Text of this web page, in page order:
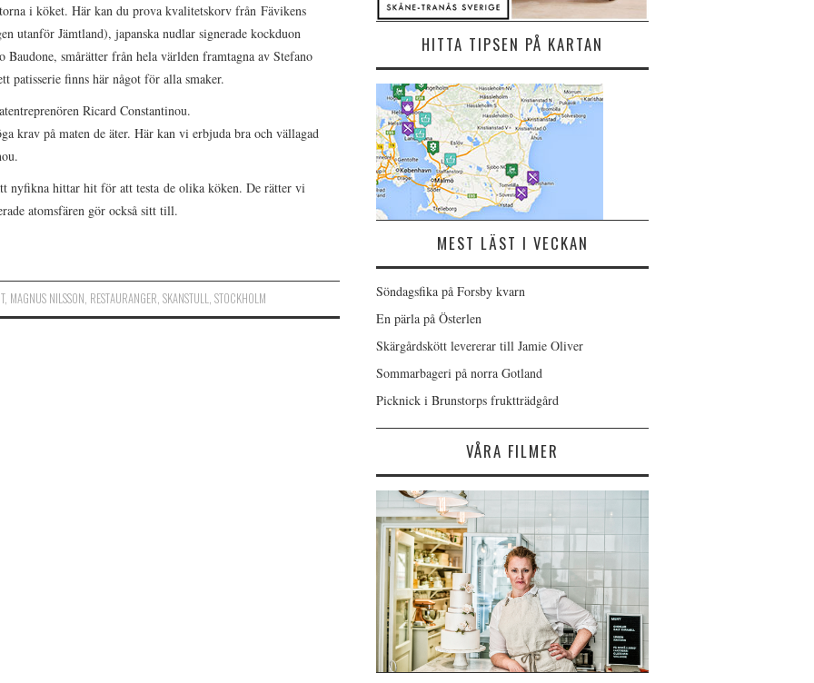
i köket. Här kan du prova kvalitetskorv från Fävikens
utanför Jämtland), japanska nudlar signerade kockduon
smårätter från hela världen framtagna av Stefano
patisserie finns här något för alla smaker.
Ricard Constantinou.
krav på maten de äter. Här kan vi erbjuda bra och vällagad
nyfikna hittar hit för att testa de olika köken. De rätter vi
atomsfären gör också sitt till.
, MAGNUS NILSSON RESTAURANGER ,SKANSTULL ,STOCKHOLM
HITTA TIPSEN PÅ KARTAN
MEST LÄST I VECKAN
Söndagsfika på Forsby kvarn
En pärla på Österlen
Skärgårdskött levererar till Jamie Oliver
Sommarbageri på norra Gotland
Picknick i Brunstorps fruktträdgård
VÅRA FILMER